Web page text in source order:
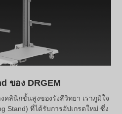
ของ DRGEM
คลินิกขั้นสูงของรังสีวิทยา เราภูมิใจ
Stand) ที่ได้รับการอัปเกรดใหม่ ซึ่ง